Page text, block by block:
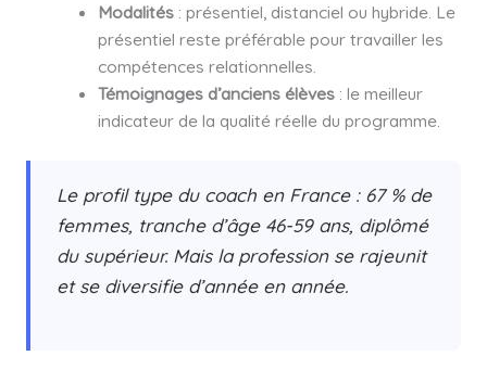
Modalités : présentiel, distanciel ou hybride. Le
présentiel reste préférable pour travailler les
compétences relationnelles.
Témoignages d’anciens élèves : le meilleur
indicateur de la qualité réelle du programme.
Le profil type du coach en France : 67 % de
femmes, tranche d’âge 46-59 ans, diplômé
du supérieur. Mais la profession se rajeunit
et se diversifie d’année en année.